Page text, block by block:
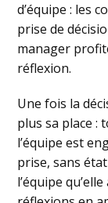
d’équipe : les
prise de
manager
réflexion.
Une fois la
plus sa place :
l’équipe est
prise, sans état
l’équipe